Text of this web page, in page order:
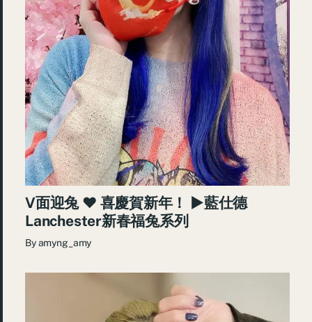
V面迎兔 ♥ 喜慶賀新年！ ►藍仕德
Lanchester新春福兔系列
Byamyng_amy